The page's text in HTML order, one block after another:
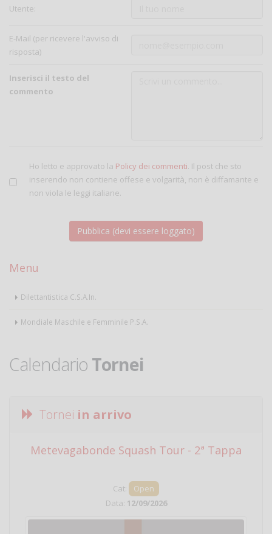
Utente:
E-Mail (per ricevere l'avviso di
risposta)
Inserisci il testo del
commento
Ho letto e approvato la Policy dei commenti. Il post che sto
inserendo non contiene offese e volgarità, non è diffamante e
non viola le leggi italiane.
Menu
Dilettantistica C.S.A.In.
Mondiale Maschile e Femminile P.S.A.
Calendario Tornei
Tornei in arrivo
Metevagabonde Squash Tour - 2ª Tappa
Cat:
Open
Data: 12/09/2026